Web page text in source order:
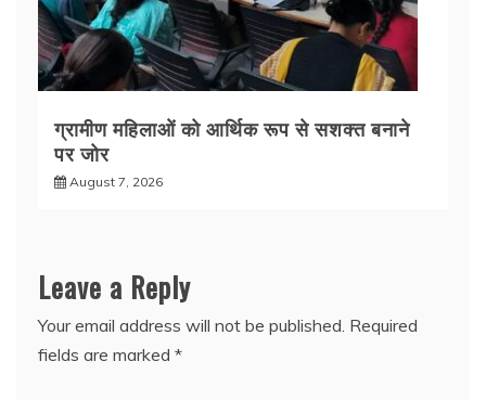
ग्रामीण महिलाओं को आर्थिक रूप से सशक्त बनाने
पर जोर
August 7, 2026
Leave a Reply
Your email address will not be published. Required
fields are marked *